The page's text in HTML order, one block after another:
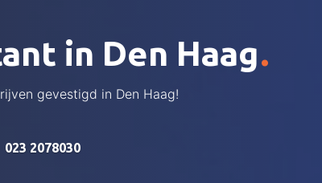
in Den Haag.
gevestigd in Den Haag!
023 2078030